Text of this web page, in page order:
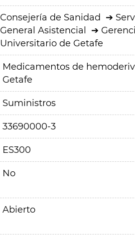
Consejería de Sanidad
General Asistencial
Universitario de Getafe
Medicamentos de
Getafe
Suministros
33690000-3
ES300
No
Abierto